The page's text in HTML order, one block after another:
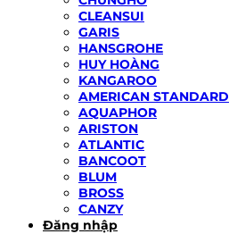
CLEANSUI
GARIS
HANSGROHE
HUY HOÀNG
KANGAROO
AMERICAN STANDARD
AQUAPHOR
ARISTON
ATLANTIC
BANCOOT
BLUM
BROSS
CANZY
Đăng nhập